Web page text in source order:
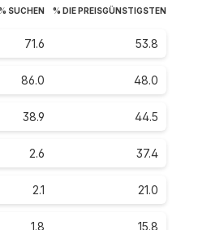
SUCHEN % DIE PREISGÜNSTIGSTEN
71.6 53.8
86.0 48.0
38.9 44.5
2.6 37.4
2.1 21.0
1.8 15.8